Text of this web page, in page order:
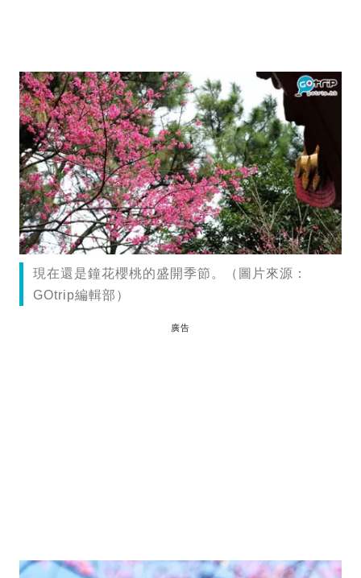
現在還是鐘花櫻桃的盛開季節。（圖片來源：
GOtrip編輯部）
廣告